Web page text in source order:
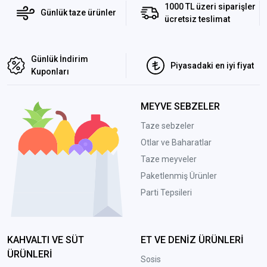
Günlük taze ürünler
1000 TL üzeri siparişler
ücretsiz teslimat
Günlük İndirim
Kuponları
Piyasadaki en iyi fiyat
MEYVE SEBZELER
Taze sebzeler
Otlar ve Baharatlar
Taze meyveler
Paketlenmiş Ürünler
Parti Tepsileri
KAHVALTI VE SÜT
ÜRÜNLERİ
ET VE DENİZ ÜRÜNLERİ
Sosis